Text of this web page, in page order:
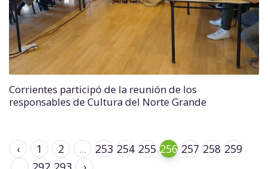
Corrientes participó de la reunión de los
responsables de Cultura del Norte Grande
‹ 1 2 ... 253 254 255 256 257 258 259